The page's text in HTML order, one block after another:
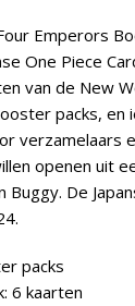
Emperors
One Piece
van de New
packs, en
verzamelaars
openen uit
Buggy. De
packs
6 kaarten